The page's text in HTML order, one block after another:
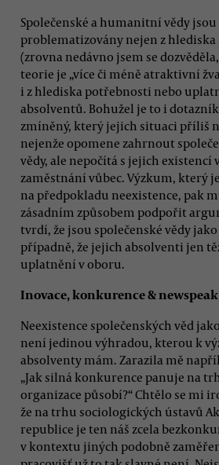
Společenské a humanitní vědy
problematizovány nejen z hlediska
(zrovna nedávno jsem se
teorie je „více či méně atraktivní
i z hlediska potřebnosti nebo
absolventů. Bohužel je to i
zmíněný, který jejich situaci příliš
nejenže opomene zahrnout
vědy, ale nepočítá s jejich existencí
zaměstnání vůbec. Výzkum, který
na předpokladu neexistence, pak
zásadním způsobem podpořit
tvrdí, že jsou společenské vědy
případně, že jejich absolventi jen
uplatnění v oboru.
Inovace, konkurence & newspeak
Neexistence společenských věd
není jedinou výhradou, kterou k
absolventy mám. Zarazila mě
„Jak silná konkurence panuje na
organizace působí?“ Chtělo se mi
že na trhu sociologických ústavů
republice je ten náš zcela
v kontextu jiných podobně